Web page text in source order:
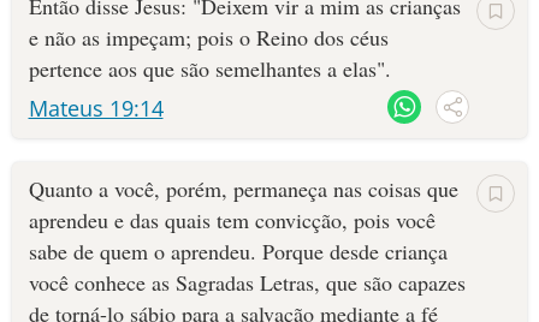
Então disse Jesus: "Deixem vir a mim as crianças
e não as impeçam; pois o Reino dos céus
pertence aos que são semelhantes a elas".
Mateus 19:14
Quanto a você, porém, permaneça nas coisas que
aprendeu e das quais tem convicção, pois você
sabe de quem o aprendeu. Porque desde criança
você conhece as Sagradas Letras, que são capazes
de torná-lo sábio para a salvação mediante a fé